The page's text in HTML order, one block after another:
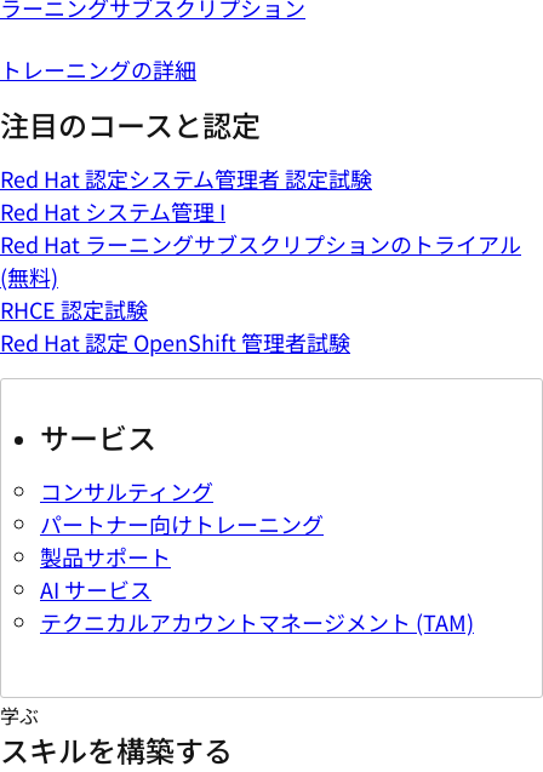
ラーニングサブスクリプション
トレーニングの詳細
注目のコースと認定
Red Hat 認定システム管理者 認定試験
Red Hat システム管理 I
Red Hat ラーニングサブスクリプションのトライアル
(無料)
RHCE 認定試験
Red Hat 認定 OpenShift 管理者試験
サービス
コンサルティング
パートナー向けトレーニング
製品サポート
AI サービス
テクニカルアカウントマネージメント (TAM)
学ぶ
スキルを構築する